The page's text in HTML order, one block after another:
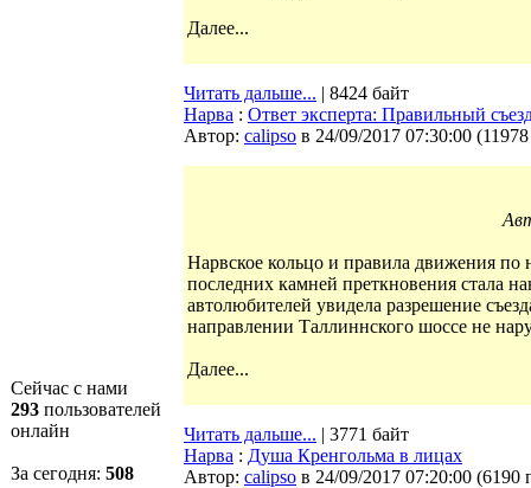
Сейчас с нами
293 пользователей
онлайн
За сегодня: 508
Далее...
Читать дальше... | 8424 байт
Нарва : Ответ эксперта: Правильный
Автор: calipso в 24/09/2017 07:30:00 (
Нарвское кольцо и правила движения по
последних камней преткновения стала
автолюбителей увидела разрешение
направлении Таллиннского шоссе не
Далее...
Читать дальше... | 3771 байт
Нарва : Душа Кренгольма в лицах
Автор: calipso в 24/09/2017 07:20:00 (6190